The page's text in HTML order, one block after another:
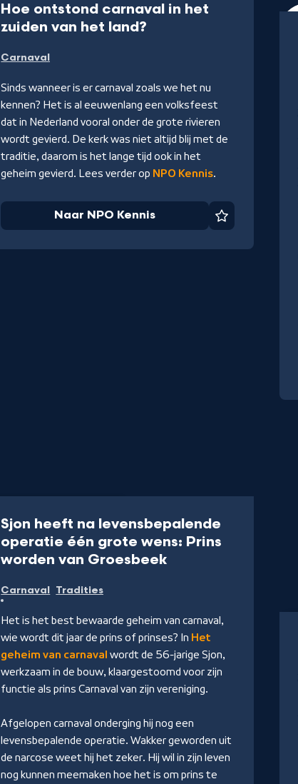
Hoe ontstond carnaval in het
zuiden van het land?
Kennis
Carnaval
Sinds wanneer is er carnaval zoals we het nu
kennen? Het is al eeuwenlang een volksfeest
dat in Nederland vooral onder de grote rivieren
wordt gevierd. De kerk was niet altijd blij met de
traditie, daarom is het lange tijd ook in het
geheim gevierd. Lees verder op NPO Kennis.
Naar NPO Kennis Favoriet
Sjon heeft na levensbepalende
operatie één grote wens: Prins
worden van Groesbeek
Start
Carnaval Tradities
Het is het best bewaarde geheim van carnaval,
wie wordt dit jaar de prins of prinses? In Het
geheim van carnaval wordt de 56-jarige Sjon,
werkzaam in de bouw, klaargestoomd voor zijn
functie als prins Carnaval van zijn vereniging.
Afgelopen carnaval onderging hij nog een
levensbepalende operatie. Wakker geworden uit
de narcose weet hij het zeker. Hij wil in zijn leven
nog kunnen meemaken hoe het is om prins te